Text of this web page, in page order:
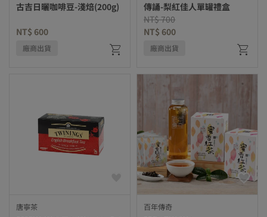
古吉日曬咖啡豆-淺焙(200g)
NT$ 600
廠商出貨
傳誦-梨紅佳人單罐禮盒
Price reduced from
NT$ 700to
NT$ 600
廠商出貨
唐寧茶 百年傳奇